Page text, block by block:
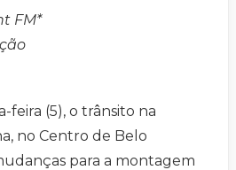
FM*
feira (5), o trânsito na
no Centro de Belo
para a montagem